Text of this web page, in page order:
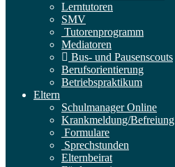
Lerntutoren
SMV
Tutorenprogramm
Mediatoren
Bus- und Pausenscouts
Berufsorientierung
Betriebspraktikum
Eltern
Schulmanager Online
Krankmeldung/Befreiung
Formulare
Sprechstunden
Elternbeirat